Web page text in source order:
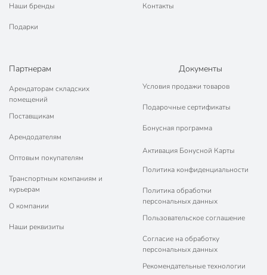
Наши бренды
Подарки
Контакты
Партнерам
Арендаторам складских
помещений
Поставщикам
Арендодателям
Оптовым покупателям
Транспортным компаниям и
курьерам
О компании
Наши реквизиты
Документы
Условия продажи товаров
Подарочные сертификаты
Бонусная программа
Активация Бонусной Карты
Политика конфиденциальности
Политика обработки
персональных данных
Пользовательское соглашение
Согласие на обработку
персональных данных
Рекомендательные технологии